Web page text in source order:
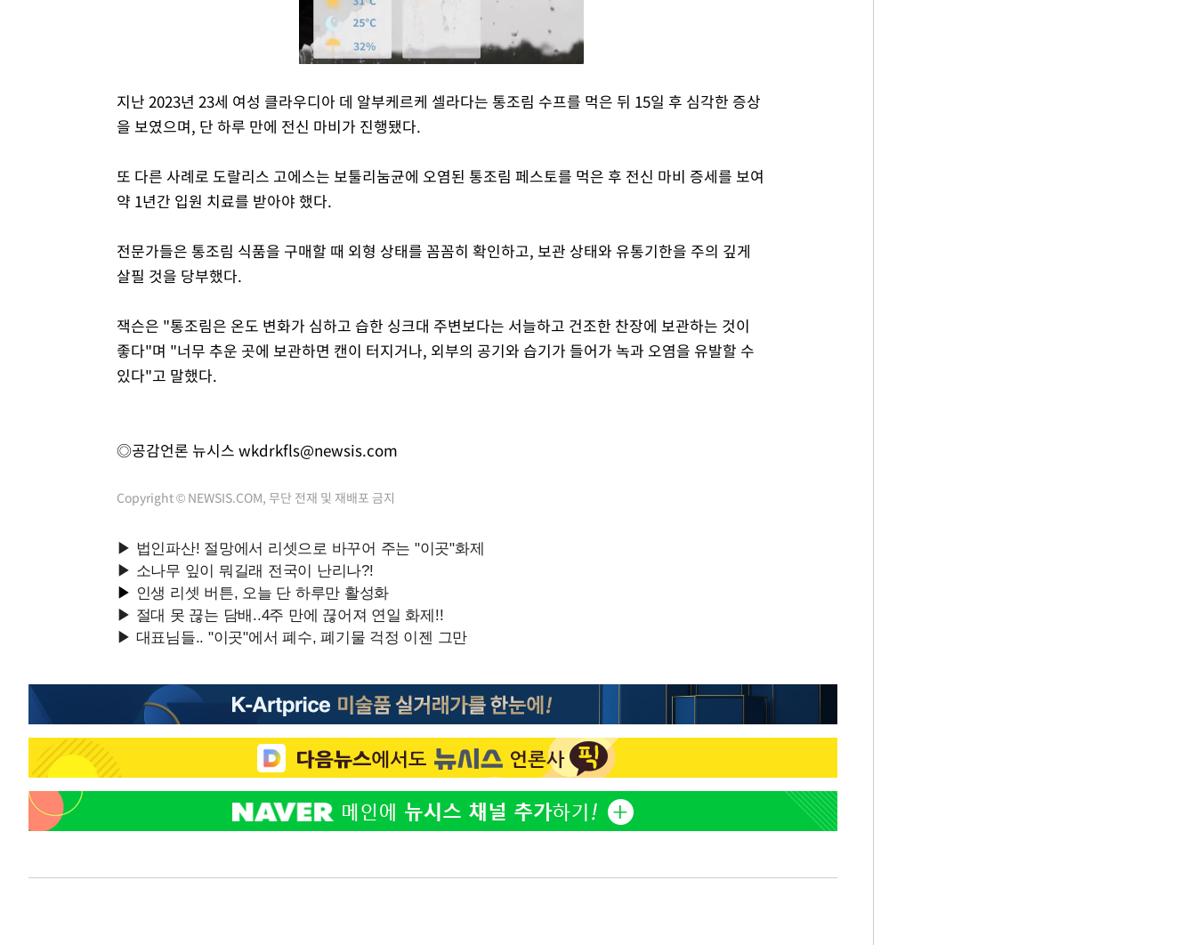
지난 2023년 23세 여성 클라우디아 데 알부케르케 셀라다는 통조림 수프를 먹은 뒤 15일 후 심각한 증상
을 보였으며, 단 하루 만에 전신 마비가 진행됐다.
또 다른 사례로 도랄리스 고에스는 보툴리눔균에 오염된 통조림 페스토를 먹은 후 전신 마비 증세를 보여
약 1년간 입원 치료를 받아야 했다.
전문가들은 통조림 식품을 구매할 때 외형 상태를 꼼꼼히 확인하고, 보관 상태와 유통기한을 주의 깊게
살필 것을 당부했다.
잭슨은 "통조림은 온도 변화가 심하고 습한 싱크대 주변보다는 서늘하고 건조한 찬장에 보관하는 것이
좋다"며 "너무 추운 곳에 보관하면 캔이 터지거나, 외부의 공기와 습기가 들어가 녹과 오염을 유발할 수
있다"고 말했다.
◎공감언론 뉴시스 wkdrkfls@newsis.com
Copyright © NEWSIS.COM, 무단 전재 및 재배포 금지